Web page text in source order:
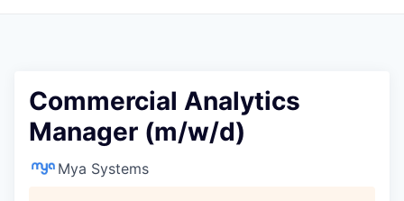
Commercial Analytics
Manager (m/w/d)
Mya Systems